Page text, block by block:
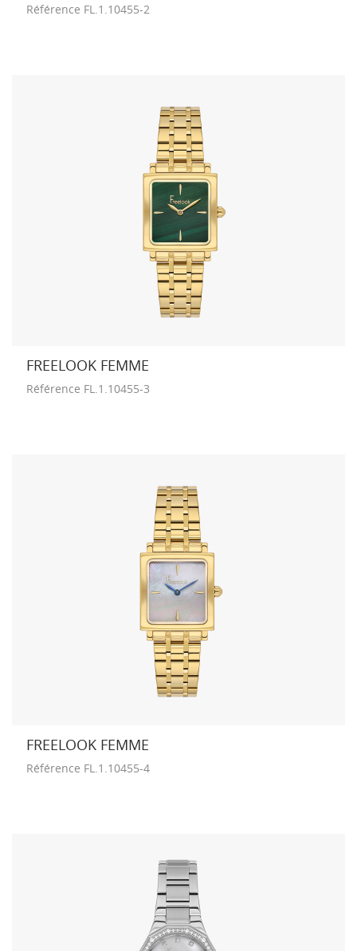
Référence FL.1.10455-2
FREELOOK FEMME
Référence FL.1.10455-3
FREELOOK FEMME
Référence FL.1.10455-4